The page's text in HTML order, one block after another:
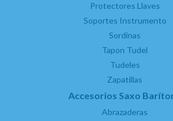
Protectores Llaves
Soportes Instrumento
Sordinas
Tapon Tudel
Tudeles
Zapatillas
Accesorios Saxo
Abrazaderas